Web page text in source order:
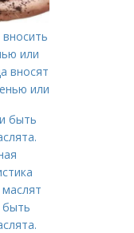
или
вносят
или
быть